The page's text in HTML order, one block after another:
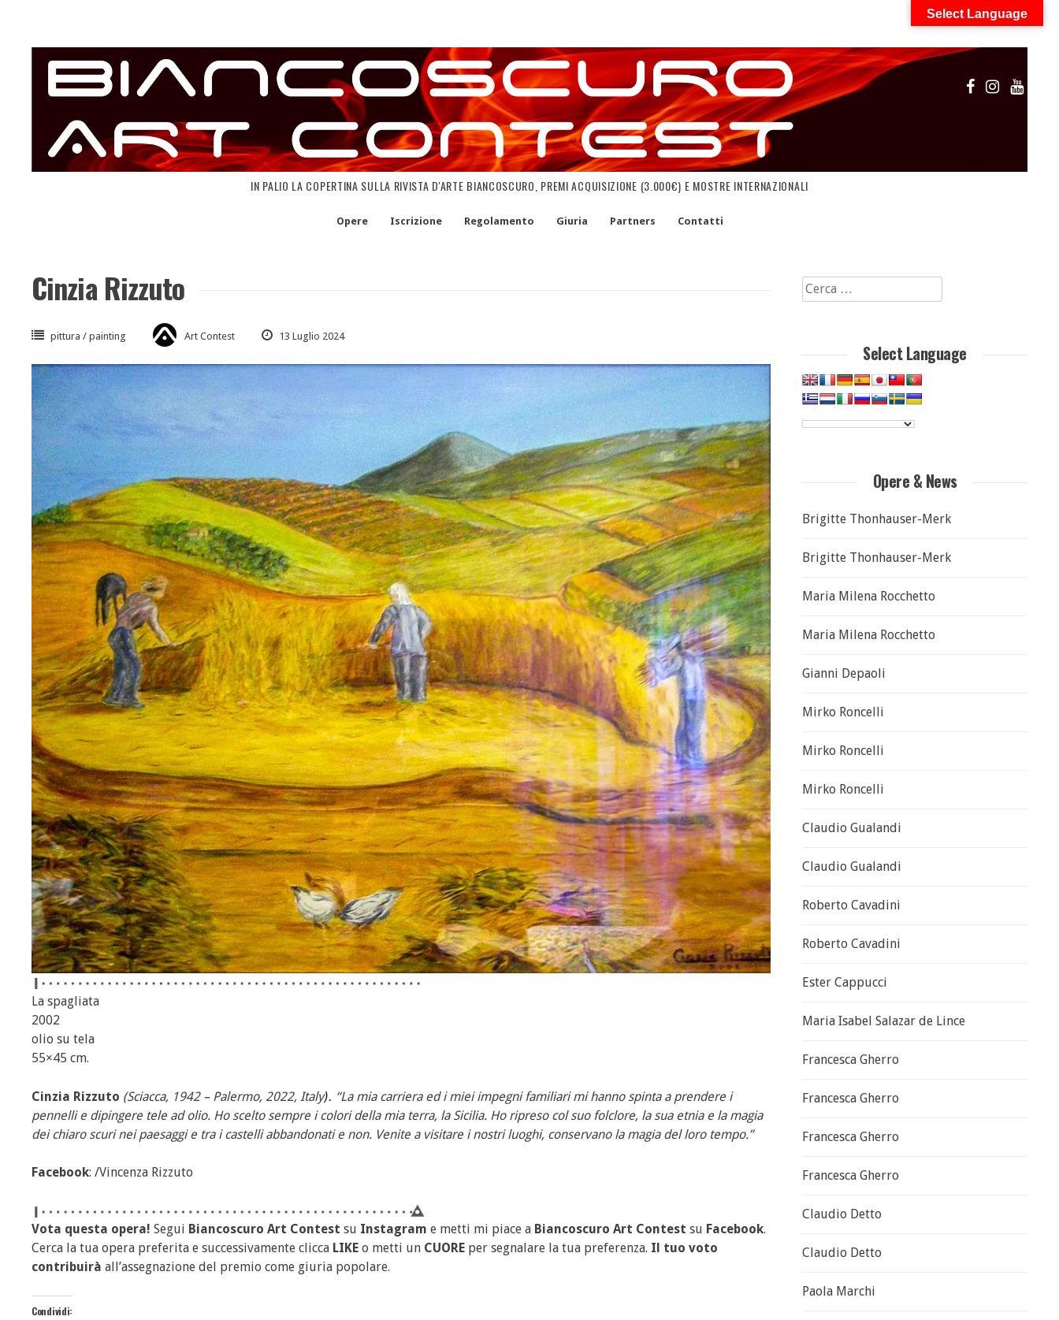
content
IN PALIO LA COPERTINA SULLA RIVISTA D'ARTE BIANCOSCURO, PREMI ACQUISIZIONE (3.000€) E MOSTRE INTERNAZIONALI
Opere Iscrizione Regolamento Giuria Partners Contatti
Cinzia Rizzuto
pittura / painting Art Contest 13 Luglio 2024
La spagliata
2002
olio su tela
55×45 cm.
Cinzia Rizzuto (Sciacca, 1942 – Palermo, 2022, Italy). “La mia carriera ed i miei impegni familiari mi hanno spinta a prendere i
pennelli e dipingere tele ad olio. Ho scelto sempre i colori della mia terra, la Sicilia. Ho ripreso col suo folclore, la sua etnia e la magia
dei chiaro scuri nei paesaggi e tra i castelli abbandonati e non. Venite a visitare i nostri luoghi, conservano la magia del loro tempo.”
Facebook: /Vincenza Rizzuto
Vota questa opera! Segui Biancoscuro Art Contest su Instagram e metti mi piace a Biancoscuro Art Contest su Facebook.
Cerca la tua opera preferita e successivamente clicca LIKE o metti un CUORE per segnalare la tua preferenza. Il tuo voto
contribuirà all’assegnazione del premio come giuria popolare.
Condividi:
Ricerca
per:
Select Language
Opere & News
Brigitte Thonhauser-Merk
Brigitte Thonhauser-Merk
Maria Milena Rocchetto
Maria Milena Rocchetto
Gianni Depaoli
Mirko Roncelli
Mirko Roncelli
Mirko Roncelli
Claudio Gualandi
Claudio Gualandi
Roberto Cavadini
Roberto Cavadini
Ester Cappucci
Maria Isabel Salazar de Lince
Francesca Gherro
Francesca Gherro
Francesca Gherro
Francesca Gherro
Claudio Detto
Claudio Detto
Paola Marchi
Select Language